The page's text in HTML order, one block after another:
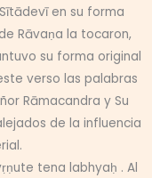
en su forma
Rāvaṇa la tocaron,
su forma original
verso las palabras
Rāmacandra y Su
de la influencia
tena labhyaḥ . Al